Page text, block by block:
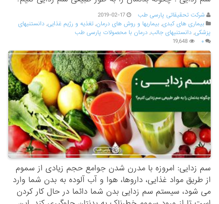
شرکت تحقیقاتی پارسی طب
2019-02-17
بیماری های کبدی,بیماریها و روش های درمان,تغذیه و رژیم غذایی,دانستنیهای
پزشکی,دانستنیهای جالب,درمان با محصولات پارسی طب
۰
19,648
سم زدایی: امروزه با مدرن شدن جوامع حجم زیادی از سموم
از طریق مواد غذایی، داروها، هوا و آب آلوده به بدن شما وارد
می شود، سیستم سم زدایی بدن شما دائما در حال کار کردن